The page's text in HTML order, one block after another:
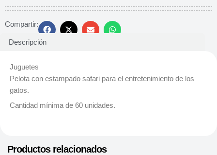
Compartir:
Descripción
Juguetes
Pelota con estampado safari para el entretenimiento de los
gatos.
Cantidad mínima de 60 unidades.
Productos relacionados